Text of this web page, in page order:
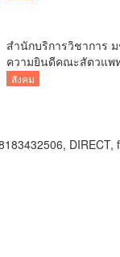
สำนักบริการวิชาการ
ความยินดีคณะสัตวแพ
โอกาสครบรอบ 32 ปี
สังคม
DIRECT,